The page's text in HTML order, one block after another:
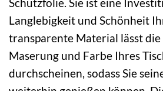
Langlebigkeit und Schönheit
transparente Material lässt
Maserung und Farbe Ihres
durchscheinen, sodass Sie